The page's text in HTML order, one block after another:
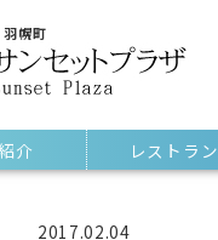
幌町
介 レストラン
2017.02.04